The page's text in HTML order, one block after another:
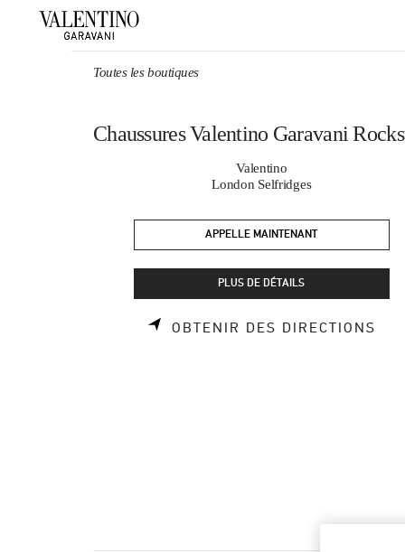
Toutes les boutiques
Chaussures Valentino Garavani
Valentino
London Selfridges
APPELLE MAINTENANT
PLUS DE DÉTAILS
OBTENIR DES DIRECTIONS